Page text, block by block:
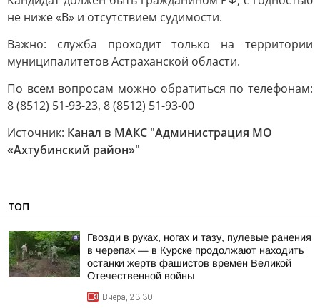
не ниже «В» и отсутствием судимости.
Важно: служба проходит только на территории
муниципалитетов Астраханской области.
По всем вопросам можно обратиться по телефонам:
8 (8512) 51-93-23, 8 (8512) 51-93-00
Источник: Канал в МАКС "Администрация МО
«Ахтубинский район»"
ТОП
Гвозди в руках, ногах и тазу, пулевые ранения
в черепах — в Курске продолжают находить
останки жертв фашистов времен Великой
Отечественной войны
Вчера, 23:30